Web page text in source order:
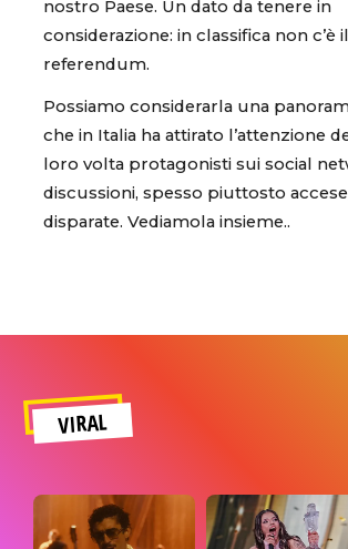
nostro Paese. Un dato da tenere in
considerazione: in classifica non c’è il
referendum.
Possiamo considerarla una
che in Italia ha attirato l’attenzione
loro volta protagonisti sui social
discussioni, spesso piuttosto
disparate. Vediamola insieme..
VIRAL